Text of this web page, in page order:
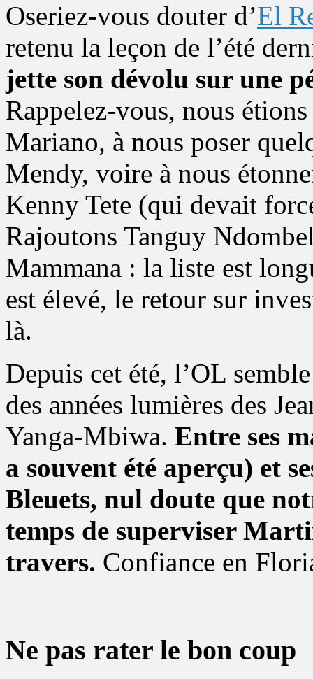
Oseriez-vous douter d’El
retenu la leçon de l’été
jette son dévolu sur une
Rappelez-vous, nous
Mariano, à nous poser
Mendy, voire à nous
Kenny Tete (qui devait
Rajoutons Tanguy
Mammana : la liste est
est élevé, le retour sur
là.
Depuis cet été, l’OL
des années lumières des
Yanga-Mbiwa. Entre ses
a souvent été aperçu) et
Bleuets, nul doute que
temps de superviser
travers. Confiance en
Ne pas rater le bon coup